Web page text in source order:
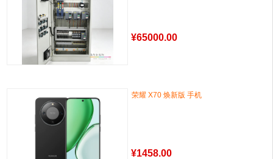
¥65000.00
荣耀 X70 焕新版 手机
¥1458.00